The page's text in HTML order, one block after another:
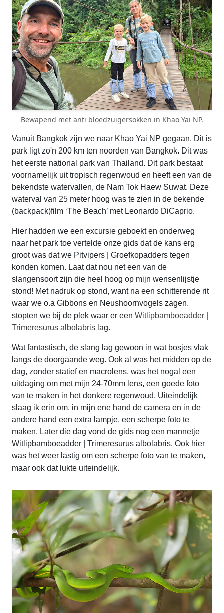
Bewapend met anti bloedzuigersokken in Khao Yai NP.
Vanuit Bangkok zijn we naar Khao Yai NP gegaan. Dit is
park ligt zo'n 200 km ten noorden van Bangkok. Dit was
het eerste national park van Thailand. Dit park bestaat
voornamelijk uit tropisch regenwoud en heeft een van de
bekendste watervallen, de Nam Tok Haew Suwat. Deze
waterval van 25 meter hoog was te zien in de bekende
(backpack)film ‘The Beach’ met Leonardo DiCaprio.
Hier hadden we een excursie geboekt en onderweg
naar het park toe vertelde onze gids dat de kans erg
groot was dat we Pitvipers | Groefkopadders tegen
konden komen. Laat dat nou net een van de
slangensoort zijn die heel hoog op mijn wensenlijstje
stond! Met nadruk op stond, want na een schitterende rit
waar we o.a Gibbons en Neushoornvogels zagen,
stopten we bij de plek waar er een Witlipbamboeadder |
Trimeresurus albolabris lag.
Wat fantastisch, de slang lag gewoon in wat bosjes vlak
langs de doorgaande weg. Ook al was het midden op de
dag, zonder statief en macrolens, was het nogal een
uitdaging om met mijn 24-70mm lens, een goede foto
van te maken in het donkere regenwoud. Uiteindelijk
slaag ik erin om, in mijn ene hand de camera en in de
andere hand een extra lampje, een scherpe foto te
maken. Later die dag vond de gids nog een mannetje
Witlipbamboeadder | Trimeresurus albolabris. Ook hier
was het weer lastig om een scherpe foto van te maken,
maar ook dat lukte uiteindelijk.